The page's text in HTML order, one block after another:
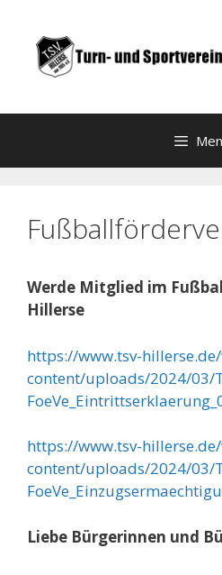
springen
Werde Mitglied im
Hillerse
https://www.tsv-
content/uploads/2024/03/
https://www.tsv-
content/uploads/2024/03/
Liebe Bürgerinnen und